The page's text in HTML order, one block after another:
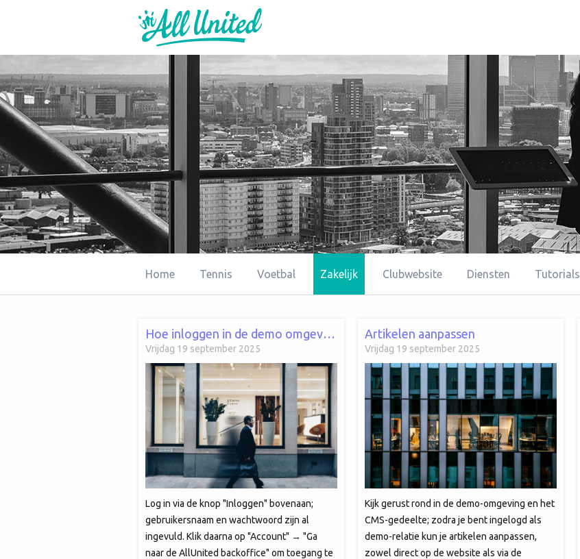
Home Tennis Voetbal Zakelijk Clubwebsite Diensten Tutorials
Hoe inloggen in de demo omgeving?
Vrijdag 19 september 2025
Log in via de knop "Inloggen" bovenaan;
gebruikersnaam en wachtwoord zijn al
ingevuld. Klik daarna op "Account" → "Ga
naar de AllUnited backoffice" om toegang te
Artikelen aanpassen
Vrijdag 19 september 2025
Kijk gerust rond in de demo-omgeving en het
CMS-gedeelte; zodra je bent ingelogd als
demo-relatie kun je artikelen aanpassen,
zowel direct op de website als via de